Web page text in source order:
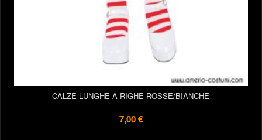
CALZE LUNGHE A RIGHE ROSSE/BIANCHE
7,00 €